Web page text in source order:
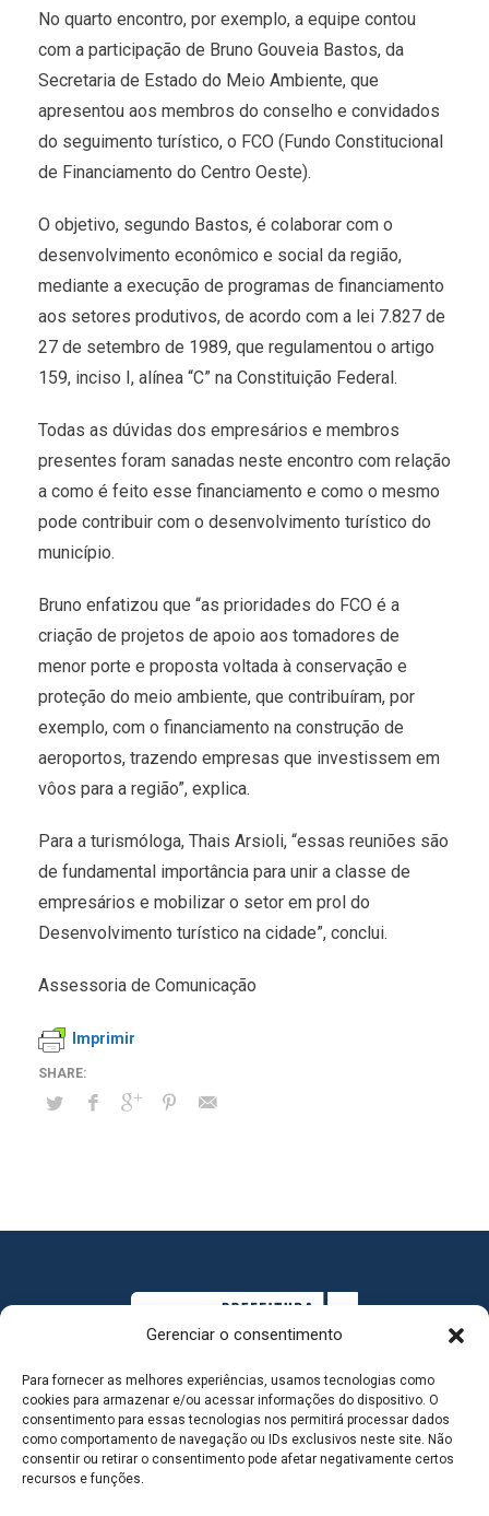
Gerenciar o consentimento
Para fornecer as melhores experiências, usamos tecnologias como
cookies para armazenar e/ou acessar informações do dispositivo. O
consentimento para essas tecnologias nos permitirá processar dados
como comportamento de navegação ou IDs exclusivos neste site. Não
consentir ou retirar o consentimento pode afetar negativamente certos
recursos e funções.
No quarto encontro, por exemplo, a equipe contou
com a participação de Bruno Gouveia Bastos, da
Secretaria de Estado do Meio Ambiente, que
apresentou aos membros do conselho e convidados
do seguimento turístico, o FCO (Fundo Constitucional
de Financiamento do Centro Oeste).
O objetivo, segundo Bastos, é colaborar com o
desenvolvimento econômico e social da região,
mediante a execução de programas de financiamento
aos setores produtivos, de acordo com a lei 7.827 de
27 de setembro de 1989, que regulamentou o artigo
159, inciso I, alínea “C” na Constituição Federal.
Todas as dúvidas dos empresários e membros
presentes foram sanadas neste encontro com relação
a como é feito esse financiamento e como o mesmo
pode contribuir com o desenvolvimento turístico do
município.
Bruno enfatizou que “as prioridades do FCO é a
criação de projetos de apoio aos tomadores de
menor porte e proposta voltada à conservação e
proteção do meio ambiente, que contribuíram, por
exemplo, com o financiamento na construção de
aeroportos, trazendo empresas que investissem em
vôos para a região”, explica.
Para a turismóloga, Thais Arsioli, “essas reuniões são
de fundamental importância para unir a classe de
empresários e mobilizar o setor em prol do
Desenvolvimento turístico na cidade”, conclui.
Assessoria de Comunicação
Imprimir
MAPA DO SITE